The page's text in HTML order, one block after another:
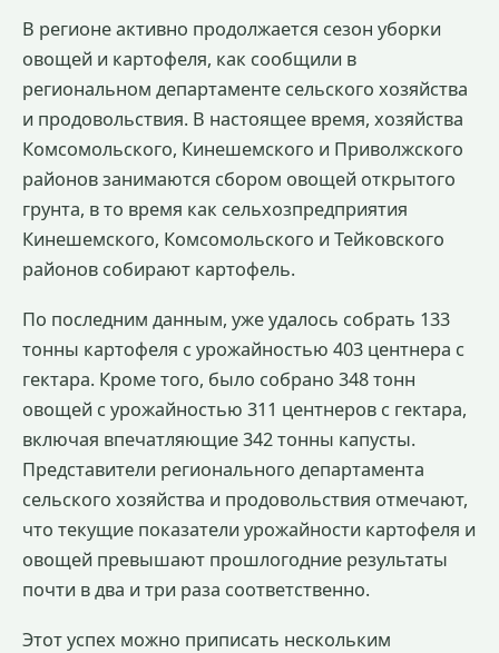
В регионе активно продолжается сезон уборки
овощей и картофеля, как сообщили в
региональном департаменте сельского хозяйства
и продовольствия. В настоящее время, хозяйства
Комсомольского, Кинешемского и Приволжского
районов занимаются сбором овощей открытого
грунта, в то время как сельхозпредприятия
Кинешемского, Комсомольского и Тейковского
районов собирают картофель.
По последним данным, уже удалось собрать 133
тонны картофеля с урожайностью 403 центнера с
гектара. Кроме того, было собрано 348 тонн
овощей с урожайностью 311 центнеров с гектара,
включая впечатляющие 342 тонны капусты.
Представители регионального департамента
сельского хозяйства и продовольствия отмечают,
что текущие показатели урожайности картофеля и
овощей превышают прошлогодние результаты
почти в два и три раза соответственно.
Этот успех можно приписать нескольким